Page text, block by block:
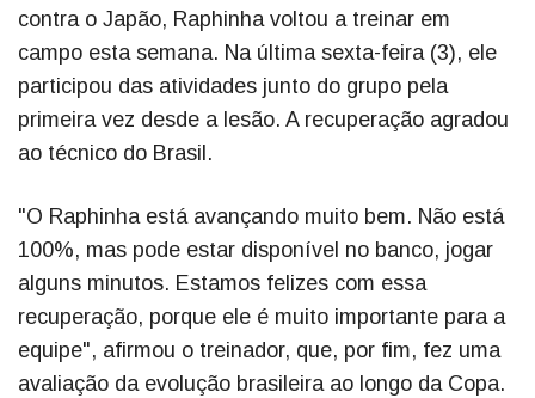
contra o Japão, Raphinha voltou a treinar em
campo esta semana. Na última sexta-feira (3), ele
participou das atividades junto do grupo pela
primeira vez desde a lesão. A recuperação agradou
ao técnico do Brasil.
"O Raphinha está avançando muito bem. Não está
100%, mas pode estar disponível no banco, jogar
alguns minutos. Estamos felizes com essa
recuperação, porque ele é muito importante para a
equipe", afirmou o treinador, que, por fim, fez uma
avaliação da evolução brasileira ao longo da Copa.